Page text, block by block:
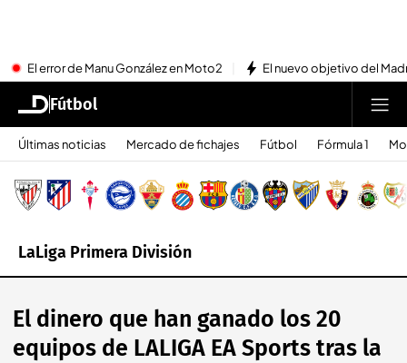
El error de Manu González en Moto2 El nuevo objetivo del
Fútbol
Últimas noticias Mercado de fichajes Fútbol Fórmula 1
LaLiga Primera División
El dinero que han ganado los 20
equipos de LALIGA EA Sports tras la